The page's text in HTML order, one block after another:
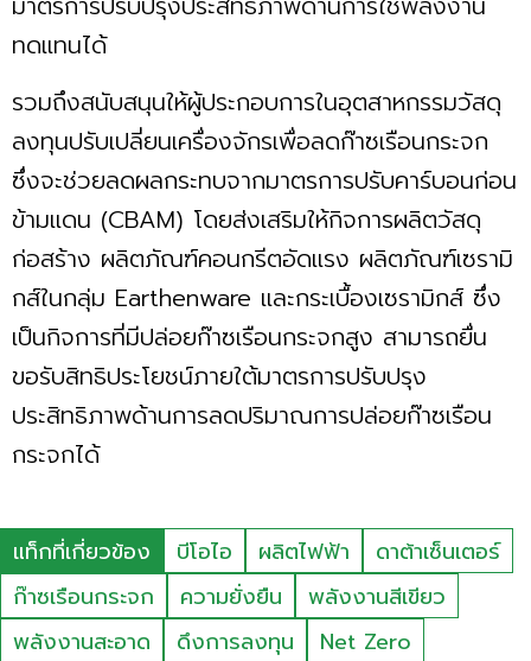
ทดแทนได้
รวมถึงสนับสนุนให้ผู้ประกอบการในอุตสาหกรรมวัสดุ
ลงทุนปรับเปลี่ยนเครื่องจักรเพื่อลดก๊าซเรือนกระจก
ซึ่งจะช่วยลดผลกระทบจากมาตรการปรับคาร์บอนก่อน
ข้ามแดน (CBAM) โดยส่งเสริมให้กิจการผลิตวัสดุ
ก่อสร้าง ผลิตภัณฑ์คอนกรีตอัดแรง ผลิตภัณฑ์เซรามิ
กส์ในกลุ่ม Earthenware และกระเบื้องเซรามิกส์ ซึ่ง
เป็นกิจการที่มีปล่อยก๊าซเรือนกระจกสูง สามารถยื่น
ขอรับสิทธิประโยชน์ภายใต้มาตรการปรับปรุง
ประสิทธิภาพด้านการลดปริมาณการปล่อยก๊าซเรือน
กระจกได้
แท็กที่เกี่ยวข้อง บีโอไอ ผลิตไฟฟ้า
ดาต้าเซ็นเตอร์
ก๊าซเรือนกระจก
ความยั่งยืน
พลังงานสีเขียว
พลังงานสะอาด
ดึงการลงทุน
Net Zero